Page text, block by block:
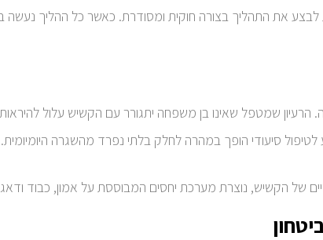
את התהליך בצורה חוקית ומסודרת. כאשר כל ההליך נעשה
שמטפל שאינו בן משפחה יתגורר עם הקשיש עלול
לטיפול סיעודי הופך במהרה לחלק בלתי נפרד מהשגרה
של הקשיש, נוצרת מערכת יחסים המבוססת על אמון, כבוד